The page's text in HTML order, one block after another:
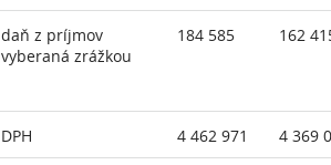
daň z príjmov
vyberaná zrážkou
184 585 162
DPH 4 462 971 4 369